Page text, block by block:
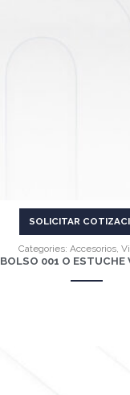
SOLICITAR
Categories: Accesorios,
BOLSO 001 O ESTUCHE